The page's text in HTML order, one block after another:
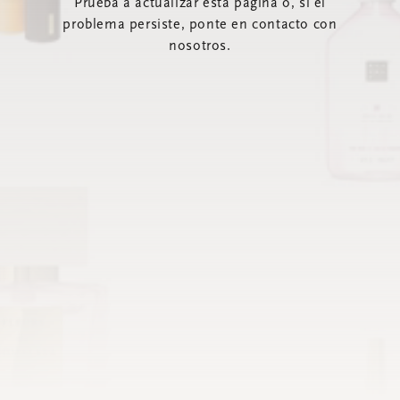
Prueba a actualizar esta página o, si el
problema persiste, ponte en contacto con
nosotros.